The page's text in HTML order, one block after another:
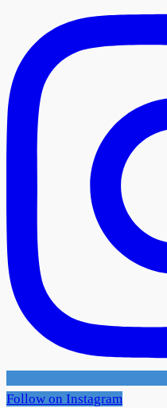
Follow on Instagram